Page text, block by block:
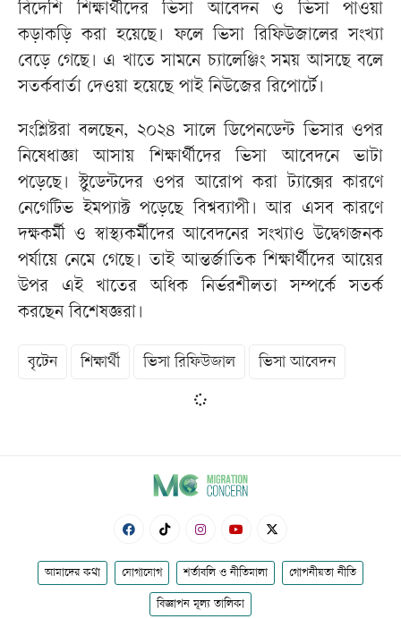
বিদেশি শিক্ষার্থীদের ভিসা আবেদন ও ভিসা পাওয়া
কড়াকড়ি করা হয়েছে। ফলে ভিসা রিফিউজালের সংখ্যা
বেড়ে গেছে। এ খাতে সামনে চ্যালেঞ্জিং সময় আসছে বলে
সতর্কবার্তা দেওয়া হয়েছে পাই নিউজের রিপোর্টে।
সংশ্লিষ্টরা বলছেন, ২০২৪ সালে ডিপেনডেন্ট ভিসার ওপর
নিষেধাজ্ঞা আসায় শিক্ষার্থীদের ভিসা আবেদনে ভাটা
পড়েছে। স্টুডেন্টদের ওপর আরোপ করা ট্যাক্সের কারণে
নেগেটিভ ইমপ্যাক্ট পড়েছে বিশ্বব্যাপী। আর এসব কারণে
দক্ষকর্মী ও স্বাস্থ্যকর্মীদের আবেদনের সংখ্যাও উদ্বেগজনক
পর্যায়ে নেমে গেছে। তাই আন্তর্জাতিক শিক্ষার্থীদের আয়ের
উপর এই খাতের অধিক নির্ভরশীলতা সম্পর্কে সতর্ক
করছেন বিশেষজ্ঞরা।
বৃটেন শিক্ষার্থী ভিসা রিফিউজাল ভিসা আবেদন
আমাদের কথা যোগাযোগ শর্তাবলি ও নীতিমালা গোপনীয়তা নীতি
বিজ্ঞাপন মূল্য তালিকা